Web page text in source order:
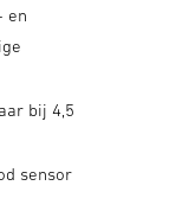
en
bij 4,5
sensor